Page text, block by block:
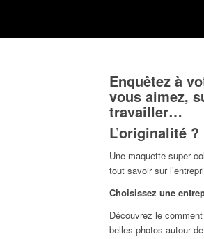
Enquêtez à
vous aimez,
travailler…
L’originalité ?
Une maquette super
tout savoir sur
Choisissez une
Découvrez le
belles photos autour